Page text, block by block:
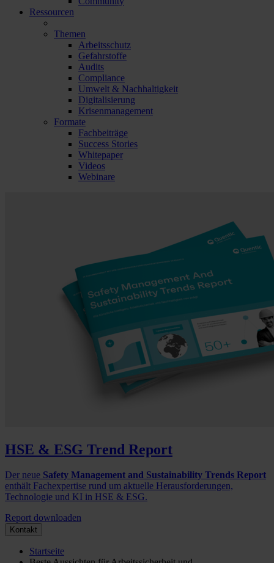
Ressourcen
Themen
Arbeitsschutz
Gefahrstoffe
Audits
Compliance
Umwelt & Nachhaltigkeit
Digitalisierung
Krisenmanagement
Formate
Fachbeiträge
Success Stories
Whitepaper
Videos
Webinare
HSE & ESG Trend Report
Der neue Safety Management and Sustainability Trends Report
enthält Fachexpertise rund um aktuelle Herausforderungen,
Technologie und KI in HSE & ESG.
Report downloaden
Kontakt
Startseite